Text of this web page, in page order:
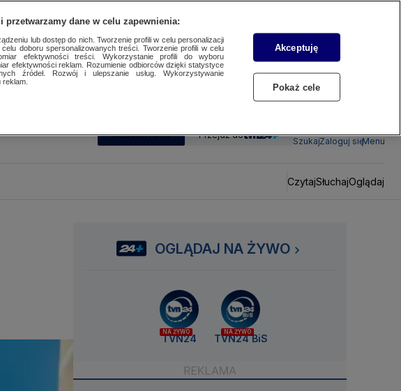
SUBSKRYBUJ Przejdź do
SzukajZaloguj sięMenu
CzytajSłuchajOglądaj
OGLĄDAJ NA ŻYWO
NA ŻYWO
TVN24
NA ŻYWO
TVN24 BiS
przetwarzamy dane w celu zapewnienia:
lub dostęp do nich. Tworzenie profili w celu personalizacji
doboru spersonalizowanych treści. Tworzenie profili w celu
efektywności treści. Wykorzystanie profili do wyboru
efektywności reklam. Rozumienie odbiorców dzięki statystyce
źródeł. Rozwój i ulepszanie usług. Wykorzystywanie
Akceptuję
Pokaż cele